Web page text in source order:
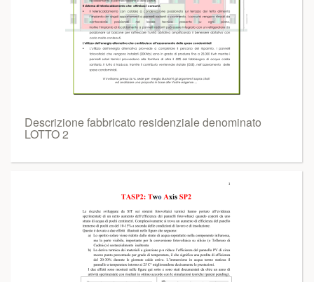
Descrizione fabbricato residenziale denominato
LOTTO 2